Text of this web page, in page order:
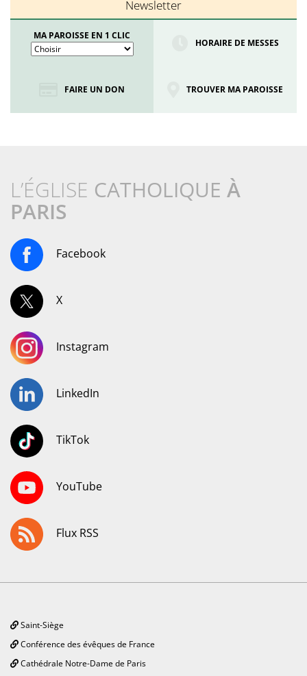
Newsletter
MA PAROISSE EN 1 CLIC
HORAIRE DE MESSES
FAIRE UN DON TROUVER MA PAROISSE
L’ÉGLISE CATHOLIQUE À
PARIS
Facebook
X
Instagram
LinkedIn
TikTok
YouTube
Flux RSS
Saint-Siège
Conférence des évêques de France
Cathédrale Notre-Dame de Paris